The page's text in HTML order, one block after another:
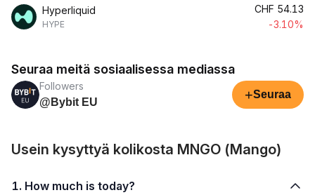
Hyperliquid
HYPE
CHF 54.13
-3.10%
Seuraa meitä sosiaalisessa mediassa
Followers
@Bybit EU
+Seuraa
Usein kysyttyä kolikosta MNGO (Mango)
1. How much is today?